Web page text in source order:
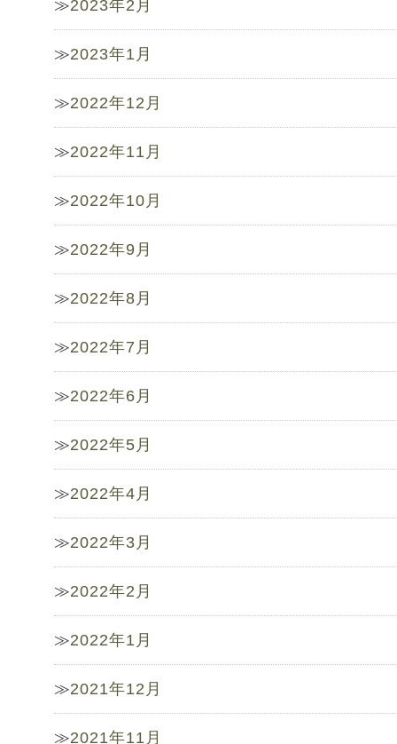
2023年2月
2023年1月
2022年12月
2022年11月
2022年10月
2022年9月
2022年8月
2022年7月
2022年6月
2022年5月
2022年4月
2022年3月
2022年2月
2022年1月
2021年12月
2021年11月